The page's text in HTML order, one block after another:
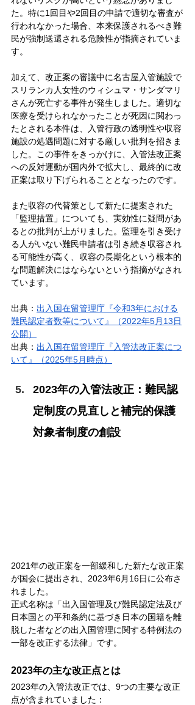
た。特に1回目や2回目の申請で適切な審査が
行われなかった場合、本来保護されるべき難
民が強制送還される危険性が指摘されていま
す。
加えて、改正案の審議中に名古屋入管施設で
スリランカ人女性のウィシュマ・サンダマリ
さんが死亡する事件が発生しました。適切な
医療を受けられなかったことが死因に関わっ
たとされる本件は、入管行政の透明性や収容
施設の処遇問題に対する厳しい批判を招きま
した。この事件をきっかけに、入管法改正案
への反対運動が国内外で拡大し、最終的に改
正案は取り下げられることとなったのです。
また収容の代替策として新たに提案された
「監理措置」についても、実効性に疑問があ
るとの批判が上がりました。監理を引き受け
る人がいない難民申請者は引き続き収容され
る可能性が高く、収容の長期化という根本的
な問題解決にはならないという指摘がなされ
ています。
出典： 出入国在留管理庁『令和3年における
難民認定者数等について』（2022年5月13日
公開）
出典： 出入国在留管理庁『入管法改正案につ
いて』（2025年5月時点）
2023年の入管法改正：難民認
定制度の見直しと補完的保護
対象者制度の創設
2021年の改正案を一部緩和した新たな改正案
が国会に提出され、2023年6月16日に公布さ
れました。
正式名称は「出入国管理及び難民認定法及び
日本国との平和条約に基づき日本の国籍を離
脱した者などの出入国管理に関する特例法の
一部を改正する法律」です。
2023年の主な改正点とは
2023年の入管法改正では、9つの主要な改正
点が含まれていました：